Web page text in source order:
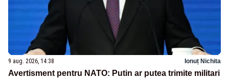
9 aug. 2026, 14:38 Ionuț Nichita
Avertisment pentru NATO: Putin ar putea trimite militari